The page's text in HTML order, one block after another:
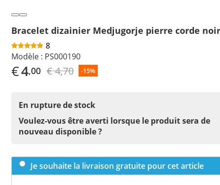
Bracelet dizainier Medjugorje pierre corde noir
8
Modèle : PS000190
€4,00 € 4,70 -15%
En rupture de stock
Voulez-vous être averti lorsque le produit sera de
nouveau disponible ?
Je souhaite la livraison gratuite pour cet article